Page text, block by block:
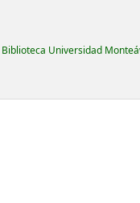
Biblioteca Universidad